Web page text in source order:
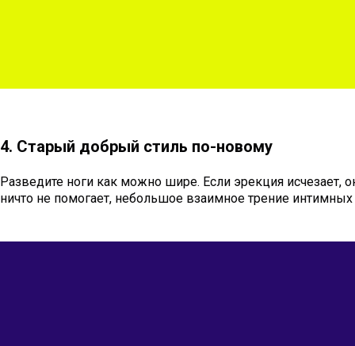
4. Старый добрый стиль по-новому
Разведите ноги как можно шире. Если эрекция
ничто не помогает, небольшое взаимное трение